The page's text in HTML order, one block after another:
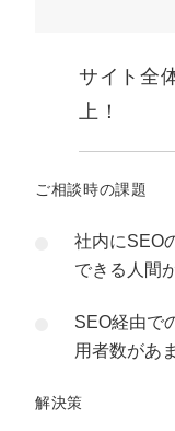
サイト全
上！
ご相談時の課題
社内にSEO
できる人間
SEO経由で
用者数があ
解決策